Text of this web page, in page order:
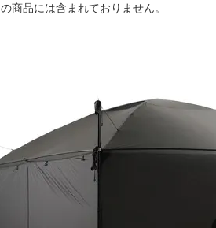
商品には含まれておりません。